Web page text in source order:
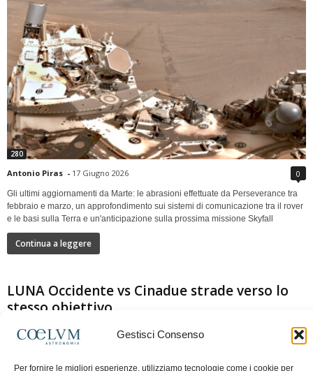
Gestisci Consenso
Per fornire le migliori esperienze, utilizziamo tecnologie come i cookie per
280
Antonio Piras - 17 Giugno 2026 0
Gli ultimi aggiornamenti da Marte: le abrasioni effettuate da Perseverance tra
febbraio e marzo, un approfondimento sui sistemi di comunicazione tra il rover
e le basi sulla Terra e un'anticipazione sulla prossima missione Skyfall
Continua a leggere
LUNA Occidente vs Cinadue strade verso lo
stesso obiettivo